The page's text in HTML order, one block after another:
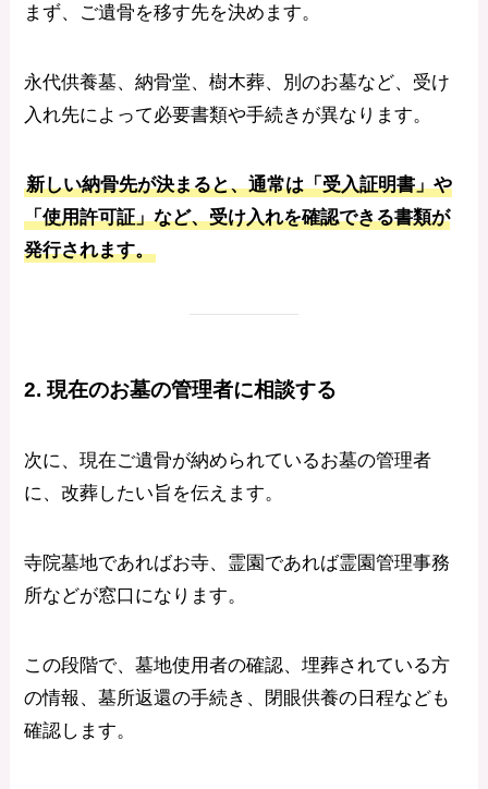
まず、ご遺骨を移す先を決めます。
永代供養墓、納骨堂、樹木葬、別のお墓など、受け
入れ先によって必要書類や手続きが異なります。
新しい納骨先が決まると、通常は「受入証明書」や
「使用許可証」など、受け入れを確認できる書類が
発行されます。
2. 現在のお墓の管理者に相談する
次に、現在ご遺骨が納められているお墓の管理者
に、改葬したい旨を伝えます。
寺院墓地であればお寺、霊園であれば霊園管理事務
所などが窓口になります。
この段階で、墓地使用者の確認、埋葬されている方
の情報、墓所返還の手続き、閉眼供養の日程なども
確認します。